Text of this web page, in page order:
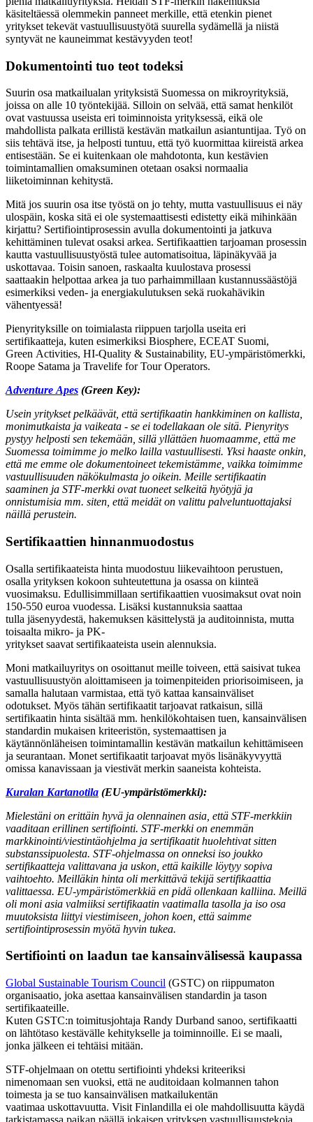
käsiteltäessä olemmekin panneet merkille, että etenkin pienet
yritykset tekevät vastuullisuustyötä suurella sydämellä ja niistä
syntyvät ne kauneimmat kestävyyden teot!
Dokumentointi tuo teot todeksi
Suurin osa matkailualan yrityksistä Suomessa on mikroyrityksiä,
joissa on alle 10 työntekijää. Silloin on selvää, että samat henkilöt
ovat vastuussa useista eri toiminnoista yrityksessä, eikä ole
mahdollista palkata erillistä kestävän matkailun asiantuntijaa. Työ on
siis tehtävä itse, ja helposti tuntuu, että työ kuormittaa kiireistä arkea
entisestään. Se ei kuitenkaan ole mahdotonta, kun kestävien
toimintamallien omaksuminen otetaan osaksi normaalia
liiketoiminnan kehitystä.
Mitä jos suurin osa itse työstä on jo tehty, mutta vastuullisuus ei näy
ulospäin, koska sitä ei ole systemaattisesti edistetty eikä mihinkään
kirjattu? Sertifiointiprosessin avulla dokumentointi ja jatkuva
kehittäminen tulevat osaksi arkea. Sertifikaattien tarjoaman prosessin
kautta vastuullisuustyöstä tulee automatisoitua, läpinäkyvää ja
uskottavaa. Toisin sanoen, raskaalta kuulostava prosessi
saattaakin helpottaa arkea ja tuo parhaimmillaan kustannussäästöjä
esimerkiksi veden- ja energiakulutuksen sekä ruokahävikin
vähentyessä!
Pienyrityksille on toimialasta riippuen tarjolla useita eri
sertifikaatteja, kuten esimerkiksi Biosphere, ECEAT Suomi,
Green Activities, HI-Quality & Sustainability, EU-ympäristömerkki,
Roope Satama ja Travelife for Tour Operators.
Adventure Apes (Green Key):
Usein yritykset pelkäävät, että sertifikaatin hankkiminen on kallista,
monimutkaista ja vaikeata - se ei todellakaan ole sitä. Pienyritys
pystyy helposti sen tekemään, sillä yllättäen huomaamme, että me
Suomessa toimimme jo melko lailla vastuullisesti. Yksi haaste onkin,
että me emme ole dokumentoineet tekemistämme, vaikka toimimme
vastuullisuuden näkökulmasta jo oikein. Meille sertifikaatin
saaminen ja STF-merkki ovat tuoneet selkeitä hyötyjä ja
onnistumisia mm. siten, että meidät on valittu palveluntuottajaksi
näillä perustein.
Sertifikaattien hinnanmuodostus
Osalla sertifikaateista hinta muodostuu liikevaihtoon perustuen,
osalla yrityksen kokoon suhteutettuna ja osassa on kiinteä
vuosimaksu. Edullisimmillaan sertifikaattien vuosimaksut ovat noin
150-550 euroa vuodessa. Lisäksi kustannuksia saattaa
tulla jäsenyydestä, hakemuksen käsittelystä ja auditoinnista, mutta
toisaalta mikro- ja PK-
yritykset saavat sertifikaateista usein alennuksia.
Moni matkailuyritys on osoittanut meille toiveen, että saisivat tukea
vastuullisuustyön aloittamiseen ja toimenpiteiden priorisoimiseen, ja
samalla halutaan varmistaa, että työ kattaa kansainväliset
odotukset. Myös tähän sertifikaatit tarjoavat ratkaisun, sillä
sertifikaatin hinta sisältää mm. henkilökohtaisen tuen, kansainvälisen
standardin mukaisen kriteeristön, systemaattisen ja
käytännönläheisen toimintamallin kestävän matkailun kehittämiseen
ja seurantaan. Monet sertifikaatit tarjoavat myös lisänäkyvyyttä
omissa kanavissaan ja viestivät merkin saaneista kohteista.
Kuralan Kartanotila (EU-ympäristömerkki):
Mielestäni on erittäin hyvä ja olennainen asia, että STF-merkkiin
vaaditaan erillinen sertifiointi. STF-merkki on enemmän
markkinointi/viestintäohjelma ja sertifikaatit huolehtivat sitten
substanssipuolesta. STF-ohjelmassa on onneksi iso joukko
sertifikaatteja valittavana ja uskon, että kaikille löytyy sopiva
vaihtoehto. Meilläkin hinta oli merkittävä tekijä sertifikaattia
valittaessa. EU-ympäristömerkkiä en pidä ollenkaan kalliina. Meillä
oli moni asia valmiiksi sertifikaatin vaatimalla tasolla ja iso osa
muutoksista liittyi viestimiseen, johon koen, että saimme
sertifiointiprosessin myötä hyvin tukea.
Sertifiointi on laadun tae kansainvälisessä kaupassa
Global Sustainable Tourism Council (GSTC) on riippumaton
organisaatio, joka asettaa kansainvälisen standardin ja tason
sertifikaateille.
Kuten GSTC:n toimitusjohtaja Randy Durband sanoo, sertifikaatti
on lähtötaso kestävälle kehitykselle ja toiminnoille. Ei se maali,
jonka jälkeen ei tehtäisi mitään.
STF-ohjelmaan on otettu sertifiointi yhdeksi kriteeriksi
nimenomaan sen vuoksi, että ne auditoidaan kolmannen tahon
toimesta ja se tuo kansainvälisen matkailukentän
vaatimaa uskottavuutta. Visit Finlandilla ei ole mahdollisuutta käydä